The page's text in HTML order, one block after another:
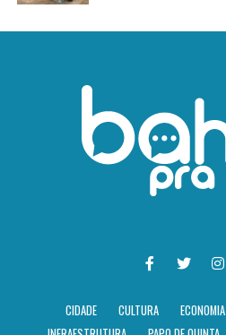
CIDADE CULTURA ECONOMIA